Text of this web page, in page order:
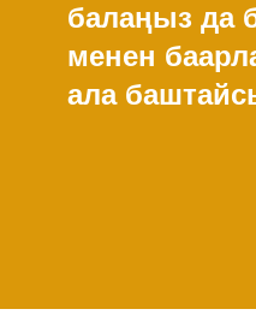
балаңыз да
менен
ала